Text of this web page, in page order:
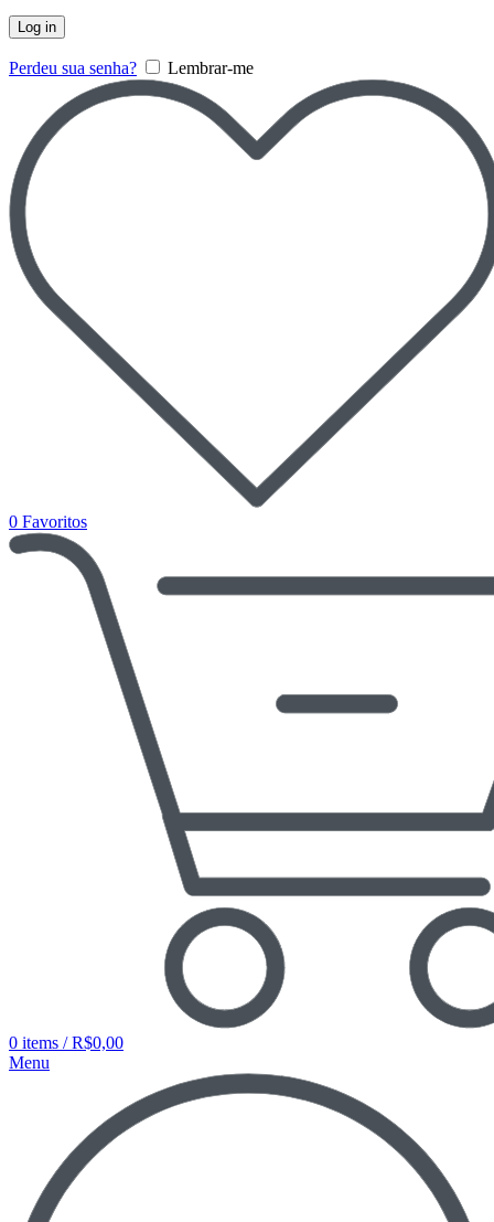
Log in
Perdeu sua senha? Lembrar-me
0 Favoritos
0 items / R$0,00
Menu